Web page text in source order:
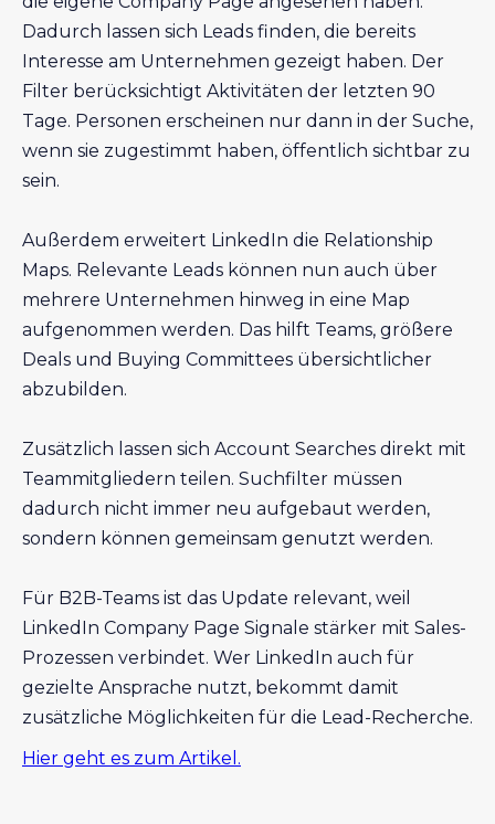
Dadurch lassen sich Leads finden, die bereits
Interesse am Unternehmen gezeigt haben. Der
Filter berücksichtigt Aktivitäten der letzten 90
Tage. Personen erscheinen nur dann in der Suche,
wenn sie zugestimmt haben, öffentlich sichtbar zu
sein.
Außerdem erweitert LinkedIn die Relationship
Maps. Relevante Leads können nun auch über
mehrere Unternehmen hinweg in eine Map
aufgenommen werden. Das hilft Teams, größere
Deals und Buying Committees übersichtlicher
abzubilden.
Zusätzlich lassen sich Account Searches direkt mit
Teammitgliedern teilen. Suchfilter müssen
dadurch nicht immer neu aufgebaut werden,
sondern können gemeinsam genutzt werden.
Für B2B-Teams ist das Update relevant, weil
LinkedIn Company Page Signale stärker mit Sales-
Prozessen verbindet. Wer LinkedIn auch für
gezielte Ansprache nutzt, bekommt damit
zusätzliche Möglichkeiten für die Lead-Recherche.
Hier geht es zum Artikel.